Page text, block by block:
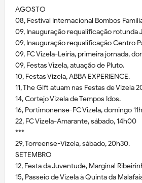
AGOSTO
08, Festival Internacional Bombos
09, Inauguração requalificação rotunda
09, Inauguração requalificação Centro
09, FC Vizela-Leiria, primeira jornada,
09, Festas Vizela, atuação de Pluto.
10, Festas Vizela, ABBA EXPERIENCE.
11, The Gift atuam nas Festas de Vizela
14, Cortejo Vizela de Tempos Idos.
16, Portimonense-FC Vizela, domingo
22, FC Vizela-Amarante, sábado, 14h00
***
29, Torreense-Vizela, sábado, 20h30.
SETEMBRO
12, Festa da Juventude, Marginal
15, Passeio de Vizela à Quinta da